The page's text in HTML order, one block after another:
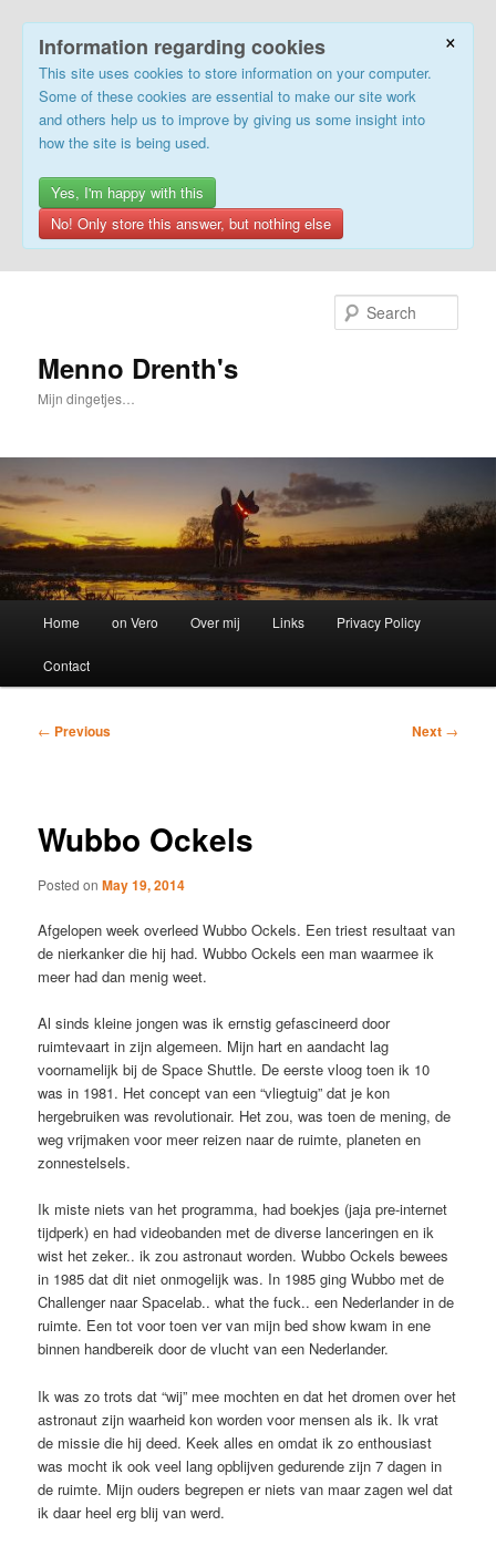
×
Information regarding cookies
This site uses cookies to store information on your computer.
Some of these cookies are essential to make our site work
and others help us to improve by giving us some insight into
how the site is being used.
Yes, I'm happy with this
No! Only store this answer, but nothing else
Menno Drenth's
Mijn dingetjes…
Home on Vero Over mij Links Privacy Policy
Contact
Post
← Previous Next →
Wubbo Ockels
Posted onMay 19, 2014
Afgelopen week overleed Wubbo Ockels. Een triest resultaat van
de nierkanker die hij had. Wubbo Ockels een man waarmee ik
meer had dan menig weet.
Al sinds kleine jongen was ik ernstig gefascineerd door
ruimtevaart in zijn algemeen. Mijn hart en aandacht lag
voornamelijk bij de Space Shuttle. De eerste vloog toen ik 10
was in 1981. Het concept van een “vliegtuig” dat je kon
hergebruiken was revolutionair. Het zou, was toen de mening, de
weg vrijmaken voor meer reizen naar de ruimte, planeten en
zonnestelsels.
Ik miste niets van het programma, had boekjes (jaja pre-internet
tijdperk) en had videobanden met de diverse lanceringen en ik
wist het zeker.. ik zou astronaut worden. Wubbo Ockels bewees
in 1985 dat dit niet onmogelijk was. In 1985 ging Wubbo met de
Challenger naar Spacelab.. what the fuck.. een Nederlander in de
ruimte. Een tot voor toen ver van mijn bed show kwam in ene
binnen handbereik door de vlucht van een Nederlander.
Ik was zo trots dat “wij” mee mochten en dat het dromen over het
astronaut zijn waarheid kon worden voor mensen als ik. Ik vrat
de missie die hij deed. Keek alles en omdat ik zo enthousiast
was mocht ik ook veel lang opblijven gedurende zijn 7 dagen in
de ruimte. Mijn ouders begrepen er niets van maar zagen wel dat
ik daar heel erg blij van werd.